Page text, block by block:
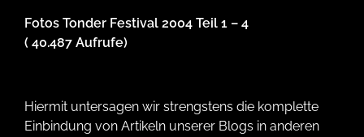
Fotos Tonder Festival 2004 Teil 1 – 4
( 40.487 Aufrufe)
Hiermit untersagen wir strengstens die komplette
Einbindung von Artikeln unserer Blogs in anderen